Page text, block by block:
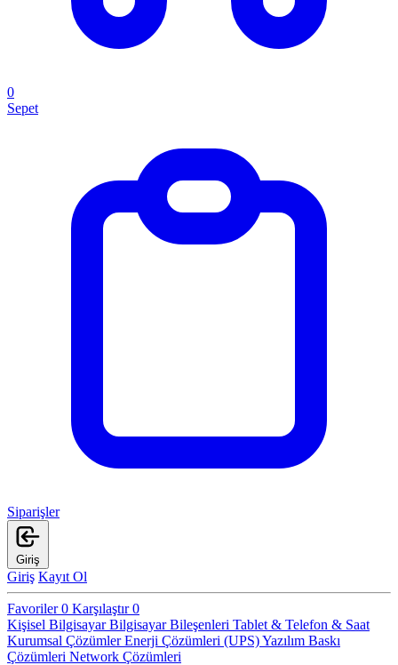
0
Sepet
Siparişler
Giriş
Giriş Kayıt Ol
Favoriler0 Karşılaştır0
Kişisel BilgisayarBilgisayar Bileşenleri Tablet & Telefon & Saat
Kurumsal ÇözümlerEnerji Çözümleri (UPS)Yazılım Baskı
Çözümleri Network Çözümleri